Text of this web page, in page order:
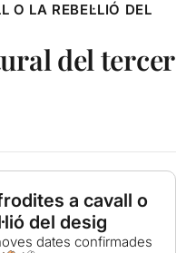
O LA REBEL·LIÓ DEL
del tercer
a cavall o
del desig
dates confirmades